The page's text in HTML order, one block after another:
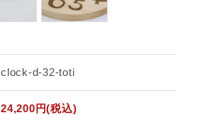
clock-d-32-toti
24,200円(税込)